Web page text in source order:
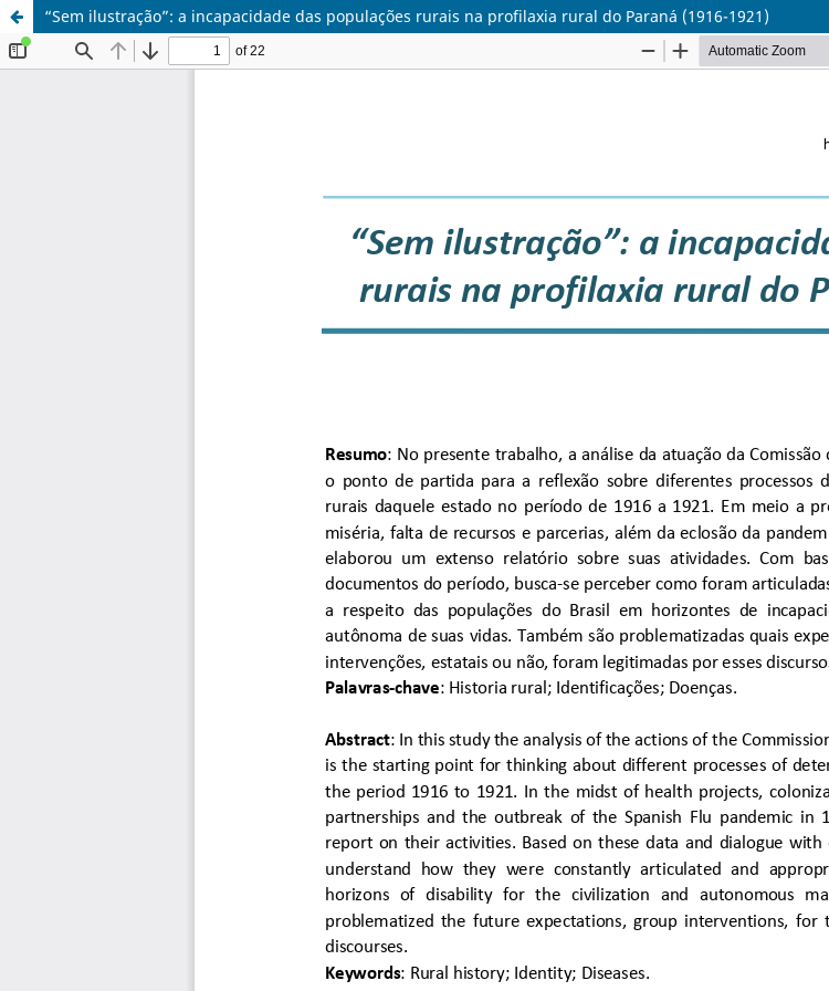
“Sem ilustração”: a incapacidade das populações rurais na profilaxia rural do Paraná (1916-1921)